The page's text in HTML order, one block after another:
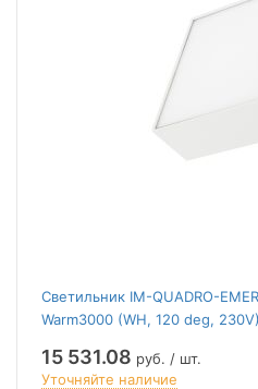
Светильник IM-QUADRO-
Warm3000 (WH, 120 deg,
15 531.08 руб. / шт.
Уточняйте наличие